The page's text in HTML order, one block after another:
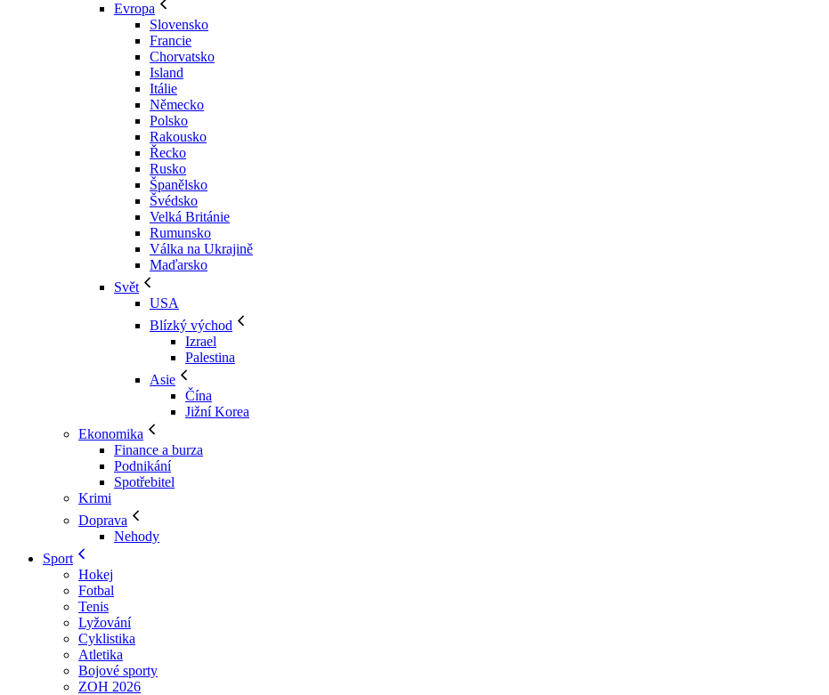
Evropa
Slovensko
Francie
Chorvatsko
Island
Itálie
Německo
Polsko
Rakousko
Řecko
Rusko
Španělsko
Švédsko
Velká Británie
Rumunsko
Válka na Ukrajině
Maďarsko
Svět
USA
Blízký východ
Izrael
Palestina
Asie
Čína
Jižní Korea
Ekonomika
Finance a burza
Podnikání
Spotřebitel
Krimi
Doprava
Nehody
Sport
Hokej
Fotbal
Tenis
Lyžování
Cyklistika
Atletika
Bojové sporty
ZOH 2026